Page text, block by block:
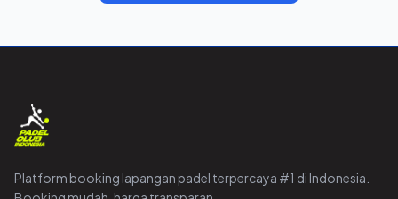
Platform booking lapangan padel terpercaya #1 di Indonesia.